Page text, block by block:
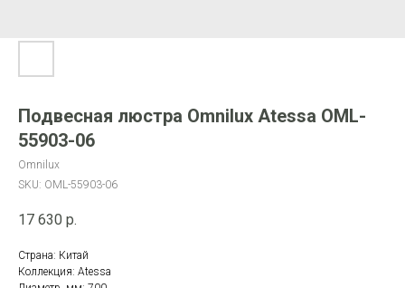
Подвесная люстра Omnilux Atessa OML-
55903-06
Omnilux
SKU: OML-55903-06
17 630 р.
Страна: Китай
Коллекция: Atessa